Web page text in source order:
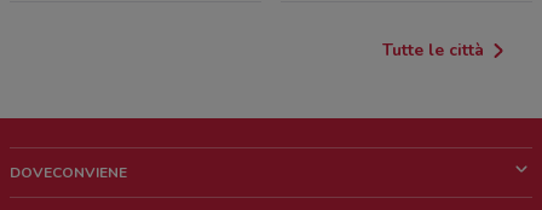
Tutte le città
DOVECONVIENE